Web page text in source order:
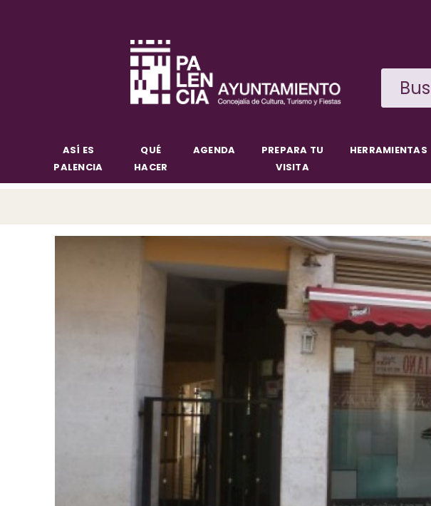
ASÍ ES
PALENCIA
QUÉ
HACER
AGENDA
PREPARA TU
VISITA
HERRAMIENTAS